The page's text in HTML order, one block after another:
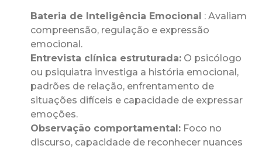
Bateria de Inteligência Emocional : Avaliam
compreensão, regulação e expressão
emocional.
Entrevista clínica estruturada: O psicólogo
ou psiquiatra investiga a história emocional,
padrões de relação, enfrentamento de
situações difíceis e capacidade de expressar
emoções.
Observação comportamental: Foco no
discurso, capacidade de reconhecer nuances